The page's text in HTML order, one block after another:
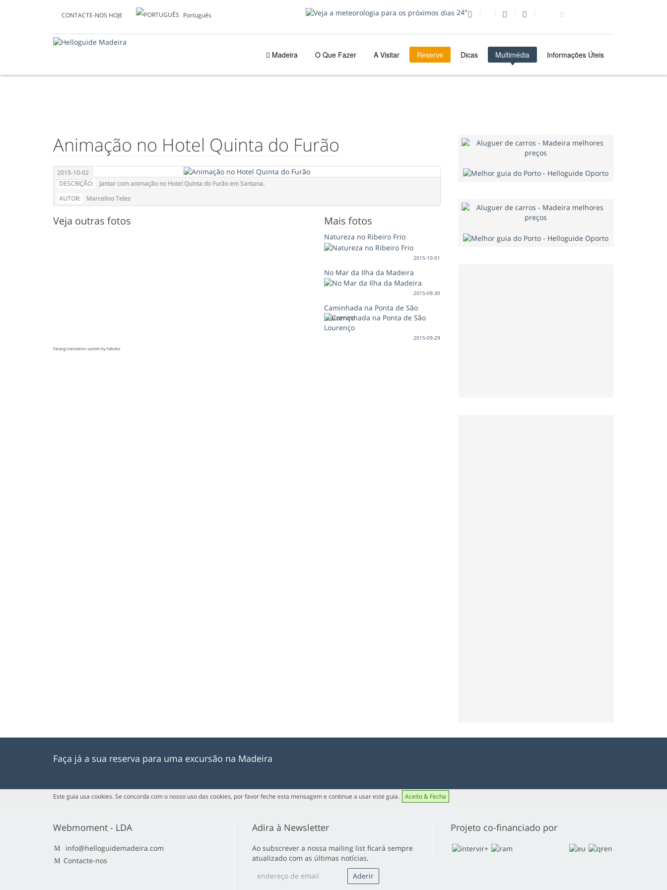
CONTACTE-NOS HOJE Português 24°
Madeira O Que Fazer A Visitar Reserve Dicas Multimédia Informações Úteis
Animação no Hotel Quinta do Furão
2015-10-02
DESCRIÇÃO:
Jantar com animação no Hotel Quinta do Furão em Santana.
AUTOR:
Marcelino Teles
Veja outras fotos Mais fotos
Natureza no Ribeiro Frio
2015-10-01
No Mar da Ilha da Madeira
2015-09-30
Caminhada na Ponta de São
Lourenço
2015-09-29
FaLang translation system by Faboba
Faça já a sua reserva para uma excursão na Madeira
Este guia usa cookies. Se concorda com o nosso uso das cookies, por favor feche esta mensagem e continue a usar este guia. Aceito & Fecha
Webmoment - LDA
info@helloguidemadeira.com
Contacte-nos
Adira à Newsletter
Ao subscrever a nossa mailing list ficará sempre
atualizado com as últimas notícias.
Projeto co-financiado por